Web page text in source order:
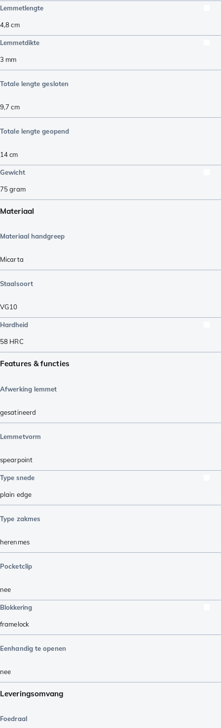
Lemmetlengte
4,8cm
Lemmetdikte
3 mm
Totale lengte gesloten
9,7 cm
Totale lengte geopend
14cm
Gewicht
75gram
Materiaal
Materiaal handgreep
Micarta
Staalsoort
VG10
Hardheid
58 HRC
Features & functies
Afwerking lemmet
gesatineerd
Lemmetvorm
spearpoint
Type snede
plain edge
Type zakmes
herenmes
Pocketclip
nee
Blokkering
framelock
Eenhandig te openen
nee
Leveringsomvang
Foedraal